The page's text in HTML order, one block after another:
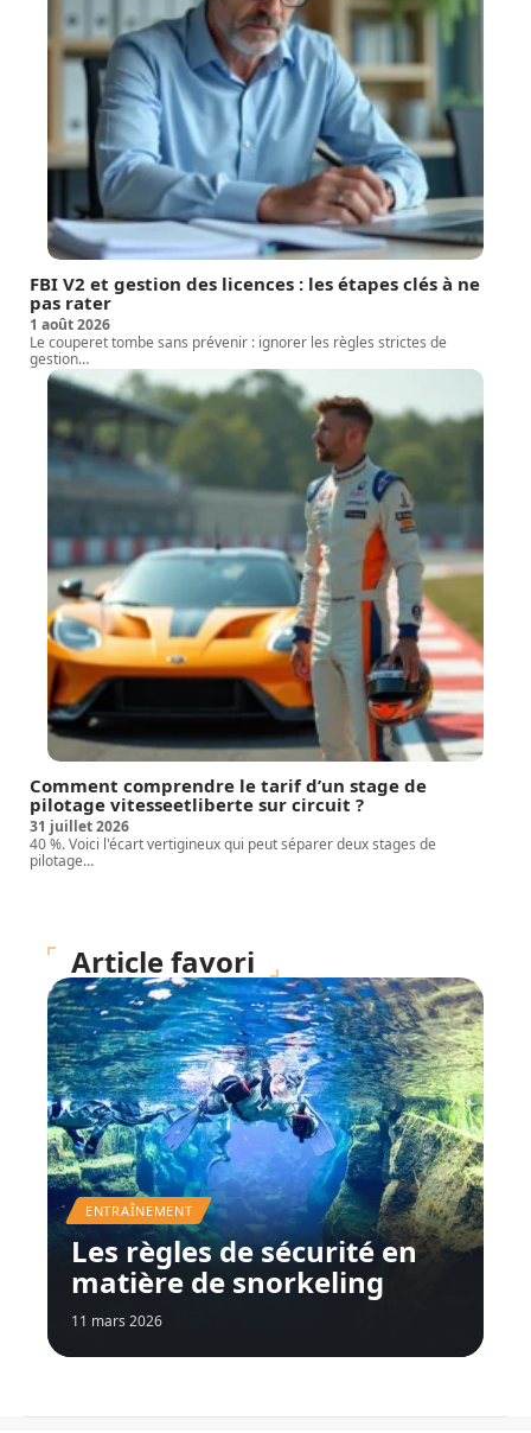
FBI V2 et gestion des licences : les étapes clés à ne
pas rater
1 août 2026
Le couperet tombe sans prévenir : ignorer les règles strictes de
gestion…
Comment comprendre le tarif d’un stage de
pilotage vitesseetliberte sur circuit ?
31 juillet 2026
40 %. Voici l'écart vertigineux qui peut séparer deux stages de
pilotage…
Article favori
ENTRAÎNEMENT
Les règles de sécurité en
matière de snorkeling
11 mars 2026